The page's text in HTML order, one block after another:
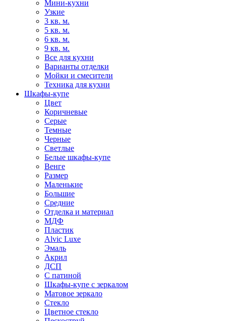
Мини-кухни
Узкие
3 кв. м.
5 кв. м.
6 кв. м.
9 кв. м.
Все для кухни
Варианты отделки
Мойки и смесители
Техника для кухни
Шкафы-купе
Цвет
Коричневые
Серые
Темные
Черные
Светлые
Белые шкафы-купе
Венге
Размер
Маленькие
Большие
Средние
Отделка и материал
МДФ
Пластик
Alvic Luxe
Эмаль
Акрил
ДСП
С патиной
Шкафы-купе с зеркалом
Матовое зеркало
Стекло
Цветное стекло